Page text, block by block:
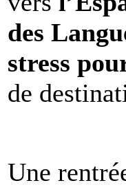
des
stress
de
Une